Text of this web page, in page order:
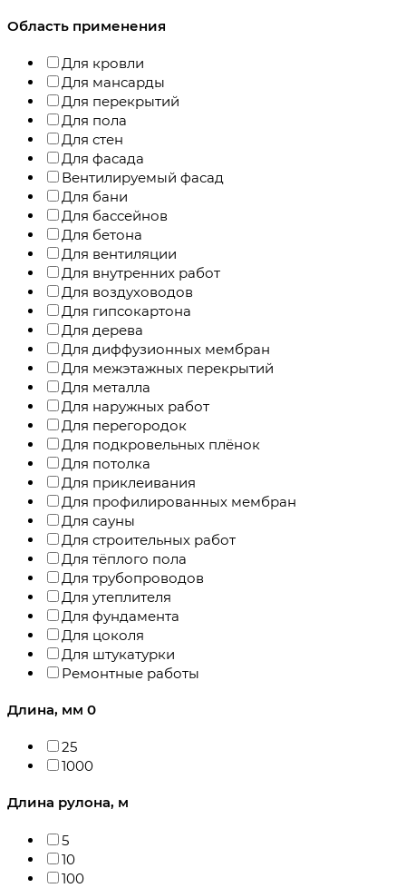
Область применения
Для кровли
Для мансарды
Для перекрытий
Для пола
Для стен
Для фасада
Вентилируемый фасад
Для бани
Для бассейнов
Для бетона
Для вентиляции
Для внутренних работ
Для воздуховодов
Для гипсокартона
Для дерева
Для диффузионных мембран
Для межэтажных перекрытий
Для металла
Для наружных работ
Для перегородок
Для подкровельных плёнок
Для потолка
Для приклеивания
Для профилированных мембран
Для сауны
Для строительных работ
Для тёплого пола
Для трубопроводов
Для утеплителя
Для фундамента
Для цоколя
Для штукатурки
Ремонтные работы
Длина, мм 0
25
1000
Длина рулона, м
5
10
100